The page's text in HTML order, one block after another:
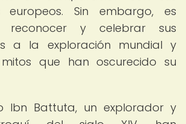
europeos. Sin embargo, es
reconocer y celebrar sus
a la exploración mundial y
que han oscurecido su
Ibn Battuta, un explorador y